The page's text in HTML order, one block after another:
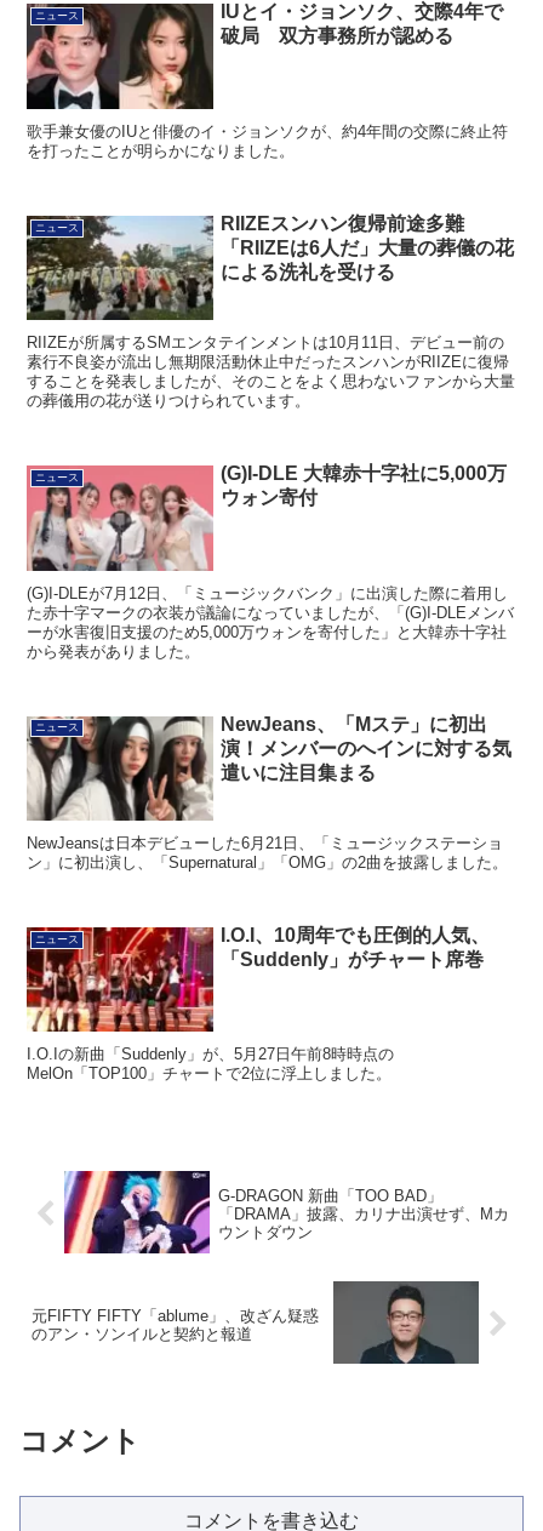
ニュース
IUとイ・ジョンソク、交際4年で
破局 双方事務所が認める
歌手兼女優のIUと俳優のイ・ジョンソクが、約4年間の交際に終止符
を打ったことが明らかになりました。
ニュース
RIIZEスンハン復帰前途多難
「RIIZEは6人だ」大量の葬儀の花
による洗礼を受ける
RIIZEが所属するSMエンタテインメントは10月11日、デビュー前の
素行不良姿が流出し無期限活動休止中だったスンハンがRIIZEに復帰
することを発表しましたが、そのことをよく思わないファンから大量
の葬儀用の花が送りつけられています。
ニュース
(G)I-DLE 大韓赤十字社に5,000万
ウォン寄付
(G)I-DLEが7月12日、「ミュージックバンク」に出演した際に着用し
た赤十字マークの衣装が議論になっていましたが、「(G)I-DLEメンバ
ーが水害復旧支援のため5,000万ウォンを寄付した」と大韓赤十字社
から発表がありました。
ニュース
NewJeans、「Mステ」に初出
演！メンバーのへインに対する気
遣いに注目集まる
NewJeansは日本デビューした6月21日、「ミュージックステーショ
ン」に初出演し、「Supernatural」「OMG」の2曲を披露しました。
ニュース
I.O.I、10周年でも圧倒的人気、
「Suddenly」がチャート席巻
I.O.Iの新曲「Suddenly」が、5月27日午前8時時点の
MelOn「TOP100」チャートで2位に浮上しました。
G-DRAGON 新曲「TOO BAD」
「DRAMA」披露、カリナ出演せず、Mカ
ウントダウン
元FIFTY FIFTY「ablume」、改ざん疑惑
のアン・ソンイルと契約と報道
コメント
コメントを書き込む